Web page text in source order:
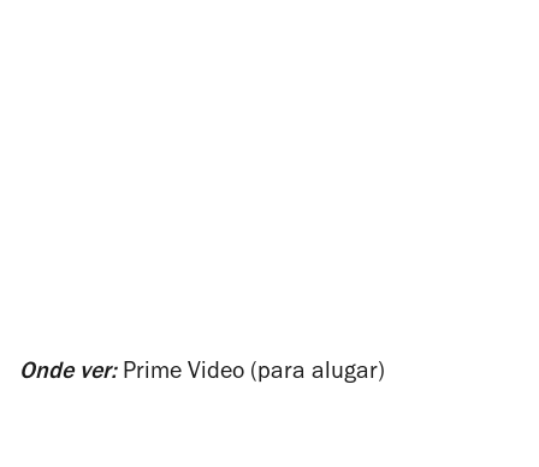
Onde ver:Prime Video (para alugar)